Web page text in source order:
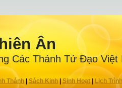
Ân
Các Thánh Tử Ðạo Việt
Thánh Sách Kinh|Sinh Hoạt| Lịch Trình